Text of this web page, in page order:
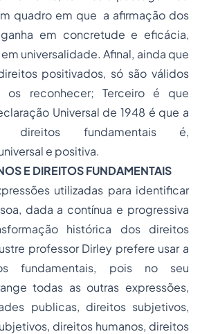
quadro em que a afirmação dos
em concretude e eficácia,
universalidade. Afinal, ainda que
positivados, só são válidos
os reconhecer; Terceiro é que
Universal de 1948 é que a
direitos fundamentais é,
universal e positiva.
E DIREITOS FUNDAMENTAIS
utilizadas para identificar
dada a contínua e progressiva
histórica dos direitos
professor Dirley prefere usar a
fundamentais, pois no seu
todas as outras expressões,
publicas, direitos subjetivos,
direitos humanos, direitos